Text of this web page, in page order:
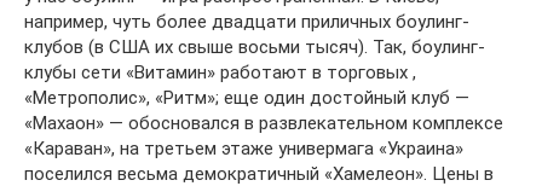
например, чуть более двадцати приличных боулинг-
клубов (в США их свыше восьми тысяч). Так, боулинг-
клубы сети «Витамин» работают в торговых ,
«Метрополис», «Ритм»; еще один достойный клуб —
«Махаон» — обосновался в развлекательном комплексе
«Караван», на третьем этаже универмага «Украина»
поселился весьма демократичный «Хамелеон». Цены в